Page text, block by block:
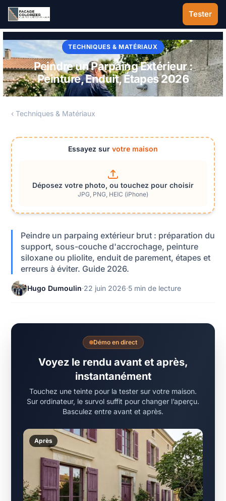
Aller au contenu principal
Tester
TECHNIQUES & MATÉRIAUX
Peindre un Parpaing Extérieur :
Peinture, Enduit, Étapes 2026
‹ Techniques & Matériaux
Essayez sur votre maison
Déposez votre photo, ou touchez pour choisir
JPG, PNG, HEIC (iPhone)
Peindre un parpaing extérieur brut : préparation du
support, sous-couche d'accrochage, peinture
siloxane ou pliolite, enduit de parement, étapes et
erreurs à éviter. Guide 2026.
Hugo Dumoulin·22 juin 2026·5 min de lecture
Démo en direct
Voyez le rendu avant et après,
instantanément
Touchez une teinte pour la tester sur votre maison.
Sur ordinateur, le survol suffit pour changer l’aperçu.
Basculez entre avant et après.
Après